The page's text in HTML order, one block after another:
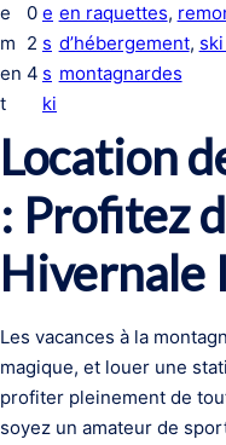
e
m
en
t
0
2
4
e
s
s
ki
en raquettes,
d’hébergement,
montagnardes
Location
: Profitez
Hivernale
Les vacances à la
magique, et louer une
profiter pleinement de
soyez un amateur de